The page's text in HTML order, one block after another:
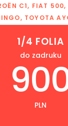
C1, FIAT
TOYOTA
1/4 FOLIA
do zadruku
PLN